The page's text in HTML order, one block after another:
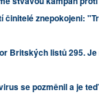
činitelé znepokojeni:
Britských listů 295.
se pozměnil a je